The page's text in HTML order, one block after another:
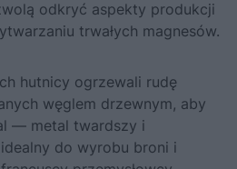
odkryć aspekty produkcji
trwałych magnesów.
hutnicy ogrzewali rudę
węglem drzewnym, aby
— metal twardszy i
do wyrobu broni i